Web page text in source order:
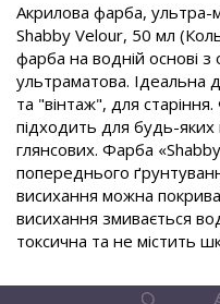
Акрилова фарба,
Shabby Velour, 50 мл
фарба на водній основі
ультраматова. Ідеальна
та "вінтаж", для
підходить для будь-яких
глянсових. Фарба
попереднього
висихання можна
висихання змивається
токсична та не містить